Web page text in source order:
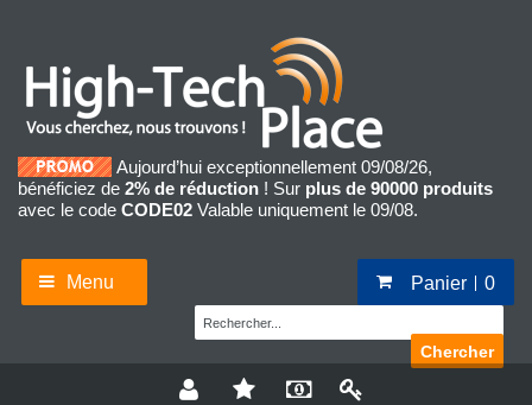
Aujourd’hui exceptionnellement 09/08/26,
bénéficiez de 2% de réduction ! Sur plus de 90000 produits
avec le code CODE02 Valable uniquement le 09/08.
Menu Panier 0
Chercher